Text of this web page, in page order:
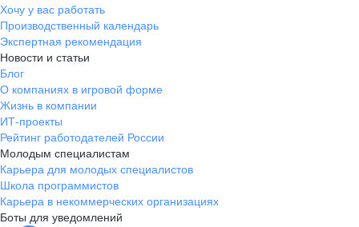
Хочу у вас работать
Производственный календарь
Экспертная рекомендация
Новости и статьи
Блог
О компаниях в игровой форме
Жизнь в компании
ИТ-проекты
Рейтинг работодателей России
Молодым специалистам
Карьера для молодых специалистов
Школа программистов
Карьера в некоммерческих организациях
Боты для уведомлений